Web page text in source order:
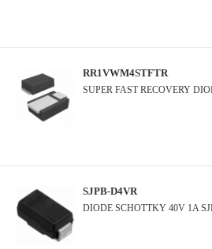
RR1VWM4STFTR
SJPB-D4VR
DIODE SCHOTTKY 40V 1A